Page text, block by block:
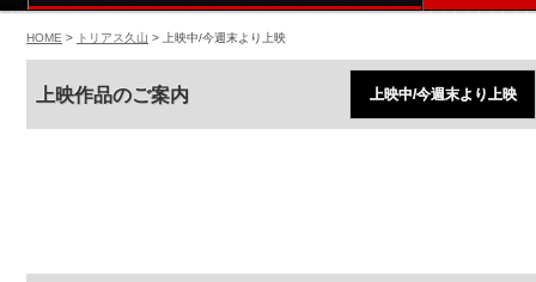
HOME > トリアス久山 > 上映中/今週末より上映
上映作品のご案内 上映中/今週末より上映